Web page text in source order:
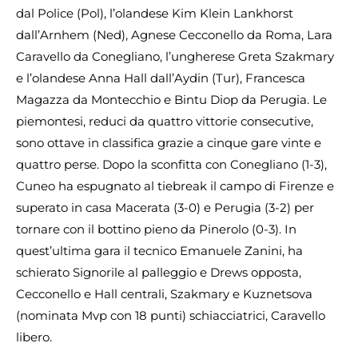
dal Police (Pol), l’olandese Kim Klein Lankhorst
dall’Arnhem (Ned), Agnese Cecconello da Roma, Lara
Caravello da Conegliano, l’ungherese Greta Szakmary
e l’olandese Anna Hall dall’Aydin (Tur), Francesca
Magazza da Montecchio e Bintu Diop da Perugia. Le
piemontesi, reduci da quattro vittorie consecutive,
sono ottave in classifica grazie a cinque gare vinte e
quattro perse. Dopo la sconfitta con Conegliano (1-3),
Cuneo ha espugnato al tiebreak il campo di Firenze e
superato in casa Macerata (3-0) e Perugia (3-2) per
tornare con il bottino pieno da Pinerolo (0-3). In
quest’ultima gara il tecnico Emanuele Zanini, ha
schierato Signorile al palleggio e Drews opposta,
Cecconello e Hall centrali, Szakmary e Kuznetsova
(nominata Mvp con 18 punti) schiacciatrici, Caravello
libero.